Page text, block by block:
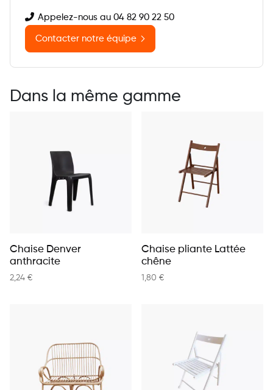
Appelez-nous au 04 82 90 22 50
Contacter notre équipe
Dans la même gamme
Chaise Denver
anthracite
2,24 €
Chaise pliante Lattée
chêne
1,80 €